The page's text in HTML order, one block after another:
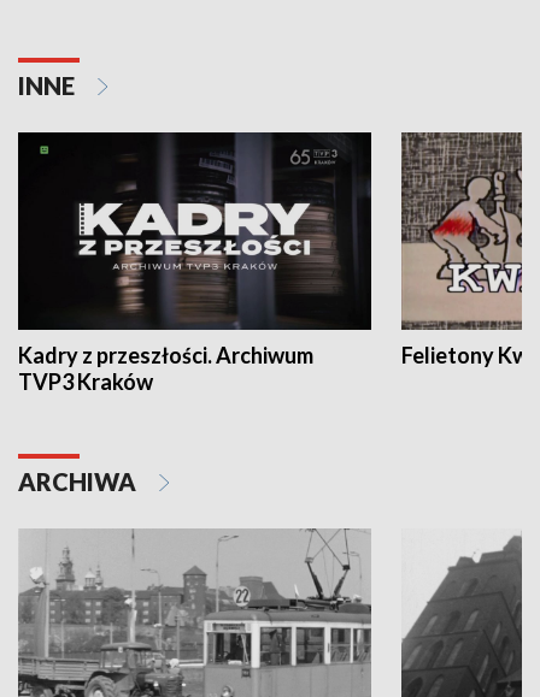
INNE
Kadry z przeszłości. Archiwum
TVP3 Kraków
Felietony
ARCHIWA